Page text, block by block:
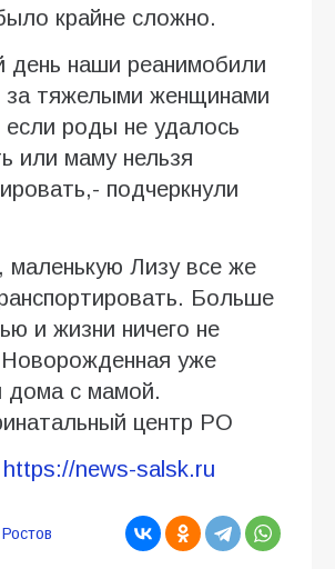
крайне сложно.
наши реанимобили
тяжелыми женщинами
роды не удалось
или маму нельзя
подчеркнули
маленькую Лизу все же
Больше
и жизни ничего не
Новорожденная уже
дома с мамой.
центр РО
https://news-salsk.ru
Ростов